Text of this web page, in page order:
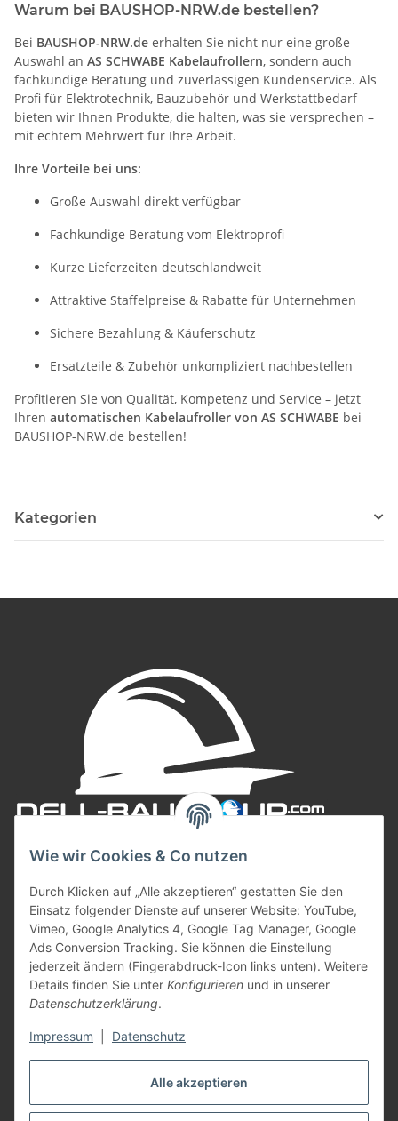
Alle akzeptieren
Wie wir Cookies & Co nutzen
Durch Klicken auf „Alle akzeptieren“ gestatten Sie den
Einsatz folgender Dienste auf unserer Website: YouTube,
Vimeo, Google Analytics 4, Google Tag Manager, Google
Ads Conversion Tracking. Sie können die Einstellung
jederzeit ändern (Fingerabdruck-Icon links unten). Weitere
Details finden Sie unter Konfigurieren und in unserer
Datenschutzerklärung.
Impressum Datenschutz
Warum bei BAUSHOP-NRW.de bestellen?
Bei BAUSHOP-NRW.de erhalten Sie nicht nur eine große
Auswahl an AS SCHWABE Kabelaufrollern, sondern auch
fachkundige Beratung und zuverlässigen Kundenservice. Als
Profi für Elektrotechnik, Bauzubehör und Werkstattbedarf
bieten wir Ihnen Produkte, die halten, was sie versprechen –
mit echtem Mehrwert für Ihre Arbeit.
Ihre Vorteile bei uns:
Große Auswahl direkt verfügbar
Fachkundige Beratung vom Elektroprofi
Kurze Lieferzeiten deutschlandweit
Attraktive Staffelpreise & Rabatte für Unternehmen
Sichere Bezahlung & Käuferschutz
Ersatzteile & Zubehör unkompliziert nachbestellen
Profitieren Sie von Qualität, Kompetenz und Service – jetzt
Ihren automatischen Kabelaufroller von AS SCHWABE bei
BAUSHOP-NRW.de bestellen!
Kategorien
Informationen
Gesetzliche Informationen